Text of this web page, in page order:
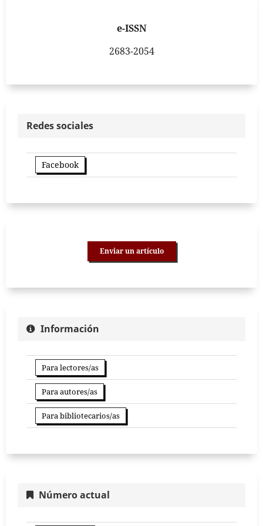
e-ISSN
2683-2054
Redes sociales
Facebook
Enviar un artículo
Información
Para lectores/as
Para autores/as
Para bibliotecarios/as
Número actual